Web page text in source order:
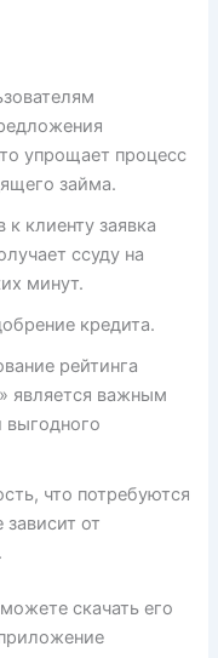
упрощает процесс
займа.
клиенту заявка
ссуду на
минут.
кредита.
рейтинга
является важным
выгодного
что потребуются
от
скачать его